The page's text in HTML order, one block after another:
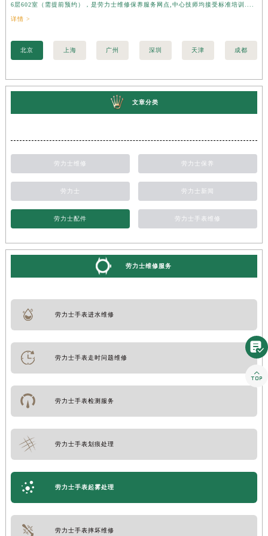
6层602室（需提前预约），是劳力士维修保养服务网点,中心技师均接受标准培训....
详情 >
北京 上海 广州 深圳 天津 成都
文章分类
劳力士维修 劳力士保养
劳力士 劳力士新闻
劳力士配件 劳力士手表维修
劳力士维修服务
劳力士手表进水维修
劳力士手表走时问题维修
劳力士手表检测服务
劳力士手表划痕处理
劳力士手表起雾处理
劳力士手表摔坏维修

